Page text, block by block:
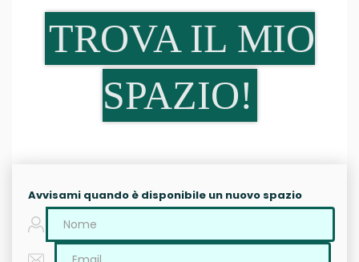
TROVA IL MIO
SPAZIO!
Avvisami quando è disponibile un nuovo spazio